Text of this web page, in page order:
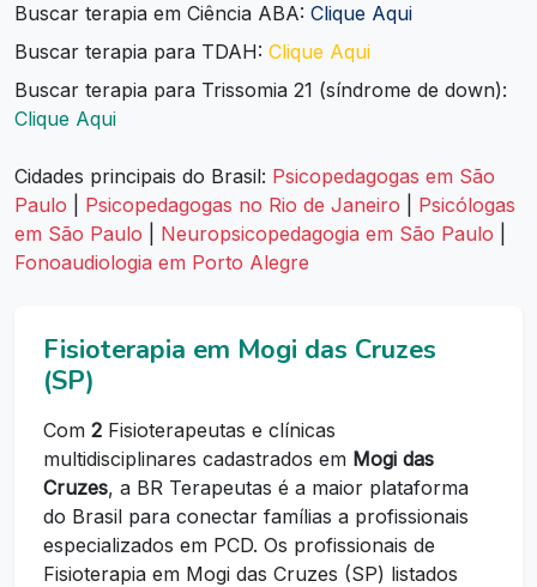
Buscar terapia em Ciência ABA: Clique Aqui
Buscar terapia para TDAH: Clique Aqui
Buscar terapia para Trissomia 21 (síndrome de down):
Clique Aqui
Cidades principais do Brasil: Psicopedagogas em São
Paulo
Psicopedagogas no Rio de Janeiro
Psicólogas
em São Paulo
Neuropsicopedagogia em São Paulo
Fonoaudiologia em Porto Alegre
Fisioterapia em Mogi das Cruzes
(SP)
Com 2 Fisioterapeutas e clínicas
multidisciplinares cadastrados em Mogi das
Cruzes, a BR Terapeutas é a maior plataforma
do Brasil para conectar famílias a profissionais
especializados em PCD. Os profissionais de
Fisioterapia em Mogi das Cruzes (SP) listados